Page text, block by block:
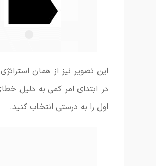
این تصویر نیز از همان
در ابتدای امر کمی به دلیل
اول را به درستی انتخاب کنید.